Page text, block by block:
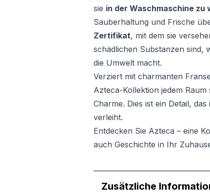
sie in der Waschmaschine zu
Sauberhaltung und Frische
Zertifikat, mit dem sie
schädlichen Substanzen sind,
die Umwelt macht.
Verziert mit charmanten
Azteca-Kollektion jedem
Charme. Dies ist ein Detail,
verleiht.
Entdecken Sie Azteca – eine
auch Geschichte in Ihr
Zusätzliche